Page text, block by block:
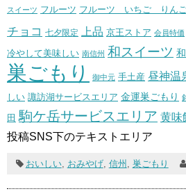
スイーツ フルーツ フルーツ いちご りん
チョコ 七夕限定 上品 京王ストア 会員特価
冷やして美味しい 南信州 和スイーツ
巣ごもり 御中元 手土産 昼神温
しい 諏訪湖サービスエリア 金運巣ごもり
田 駒ケ岳サービスエリア 黄味
投稿SNS下のテキストエリア
おいしい, おみやげ, 信州 巣ごもり